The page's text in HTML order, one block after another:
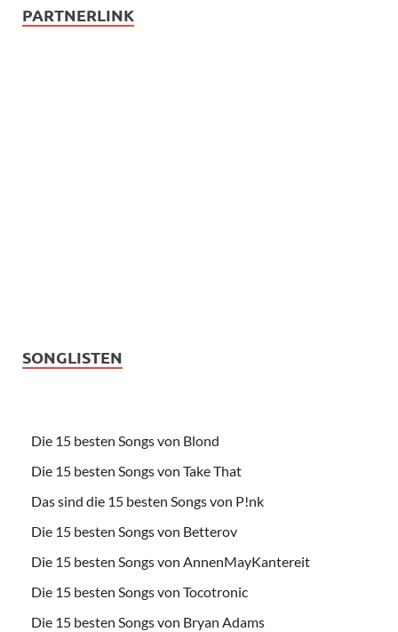
PARTNERLINK
SONGLISTEN
Die 15 besten Songs von Blond
Die 15 besten Songs von Take That
Das sind die 15 besten Songs von P!nk
Die 15 besten Songs von Betterov
Die 15 besten Songs von AnnenMayKantereit
Die 15 besten Songs von Tocotronic
Die 15 besten Songs von Bryan Adams